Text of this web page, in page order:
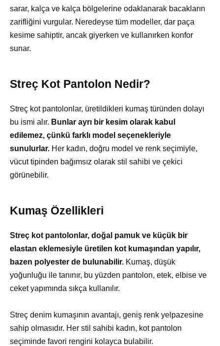
sarar, kalça ve kalça bölgelerine odaklanarak bacakların
zarifliğini vurgular. Neredeyse tüm modeller, dar paça
kesime sahiptir, ancak giyerken ve kullanırken konfor
sunar.
Streç Kot Pantolon Nedir?
Streç kot pantolonlar, üretildikleri kumaş türünden dolayı
bu ismi alır. Bunlar ayrı bir kesim olarak kabul
edilemez, çünkü farklı model seçenekleriyle
sunulurlar. Her kadın, doğru model ve renk seçimiyle,
vücut tipinden bağımsız olarak stil sahibi ve çekici
görünebilir.
Kumaş Özellikleri
Streç kot pantolonlar, doğal pamuk ve küçük bir
elastan eklemesiyle üretilen kot kumaşından yapılır,
bazen polyester de bulunabilir. Kumaş, düşük
yoğunluğu ile tanınır, bu yüzden pantolon, etek, elbise ve
ceket yapımında sıkça kullanılır.
Streç denim kumaşının avantajı, geniş renk yelpazesine
sahip olmasıdır. Her stil sahibi kadın, kot pantolon
seçiminde favori rengini kolayca bulabilir.